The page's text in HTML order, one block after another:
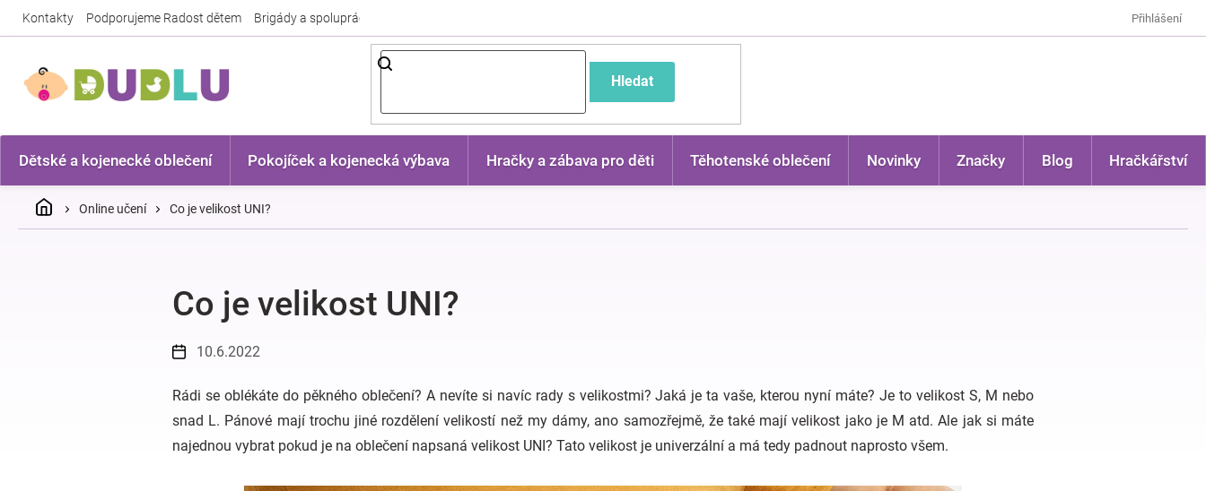
Kontakty Podporujeme Radost dětem Brigády a spolupráce Přihlášení
Hledat
Dětské a kojenecké oblečení Pokojíček a kojenecká výbava Hračky a zábava pro děti Těhotenské oblečení Novinky Značky Blog Hračkářství
DomůOnline učení Co je velikost UNI?
Co je velikost UNI?
10.6.2022
Rádi se oblékáte do pěkného oblečení? A nevíte si navíc rady s velikostmi? Jaká je ta vaše, kterou nyní máte? Je to velikost S, M nebo
snad L. Pánové mají trochu jiné rozdělení velikostí než my dámy, ano samozřejmě, že také mají velikost jako je M atd. Ale jak si máte
najednou vybrat pokud je na oblečení napsaná velikost UNI? Tato velikost je univerzální a má tedy padnout naprosto všem.